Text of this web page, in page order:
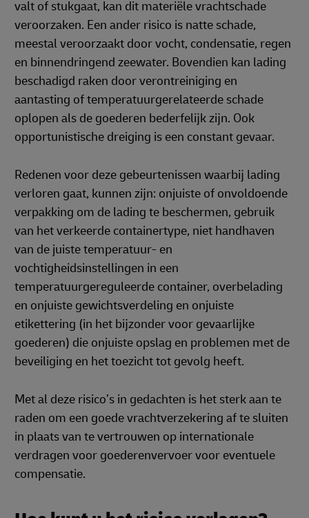
valt of stukgaat, kan dit materiële vrachtschade
veroorzaken. Een ander risico is natte schade,
meestal veroorzaakt door vocht, condensatie, regen
en binnendringend zeewater. Bovendien kan lading
beschadigd raken door verontreiniging en
aantasting of temperatuurgerelateerde schade
oplopen als de goederen bederfelijk zijn. Ook
opportunistische dreiging is een constant gevaar.
Redenen voor deze gebeurtenissen waarbij lading
verloren gaat, kunnen zijn: onjuiste of onvoldoende
verpakking om de lading te beschermen, gebruik
van het verkeerde containertype, niet handhaven
van de juiste temperatuur- en
vochtigheidsinstellingen in een
temperatuurgereguleerde container, overbelading
en onjuiste gewichtsverdeling en onjuiste
etikettering (in het bijzonder voor gevaarlijke
goederen) die onjuiste opslag en problemen met de
beveiliging en het toezicht tot gevolg heeft.
Met al deze risico’s in gedachten is het sterk aan te
raden om een goede vrachtverzekering af te sluiten
in plaats van te vertrouwen op internationale
verdragen voor goederenvervoer voor eventuele
compensatie.